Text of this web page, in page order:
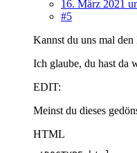
16. März 2021
#5
Kannst du uns mal
Ich glaube, du hast da
EDIT:
Meinst du dieses
HTML